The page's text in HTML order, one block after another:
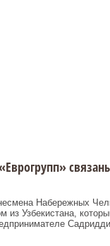
Набережных
из Узбекистана,